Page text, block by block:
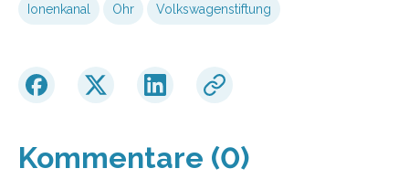
Ionenkanal Ohr Volkswagenstiftung
Kommentare (0)